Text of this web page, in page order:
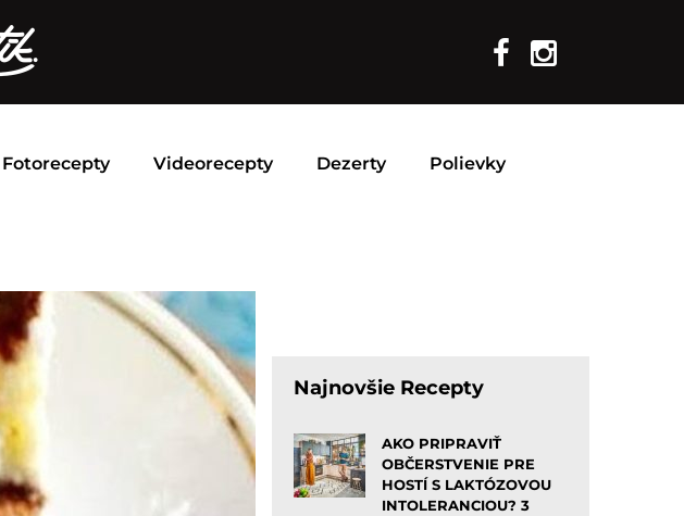
Fotorecepty Videorecepty Dezerty Polievky
Najnovšie Recepty
AKO PRIPRAVIŤ
OBČERSTVENIE PRE
HOSTÍ S LAKTÓZOVOU
INTOLERANCIOU? 3